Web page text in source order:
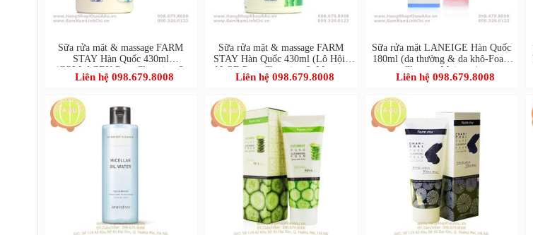
Sữa rửa mặt & massage FARM
STAY Hàn Quốc 430ml
(COLLAGEN Pure Cleansing &
Massage Cream)
Liên hệ 098.679.8008
Sữa rửa mặt & massage FARM
STAY Hàn Quốc 430ml (Lô Hội-
ALOE Pure Cleansing & Massage
Cream)
Liên hệ 098.679.8008
Sữa rửa mặt LANEIGE Hàn Quốc
180ml (da thường & da khô-Foam
Cleanser Moisture)
Liên hệ 098.679.8008